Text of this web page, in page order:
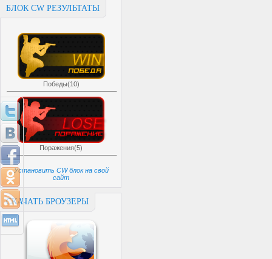
БЛОК CW РЕЗУЛЬТАТЫ
Победы(10)
Поражения(5)
Установить CW блок на свой
сайт
СКАЧАТЬ БРОУЗЕРЫ